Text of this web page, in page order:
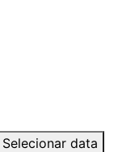
Selecionar data